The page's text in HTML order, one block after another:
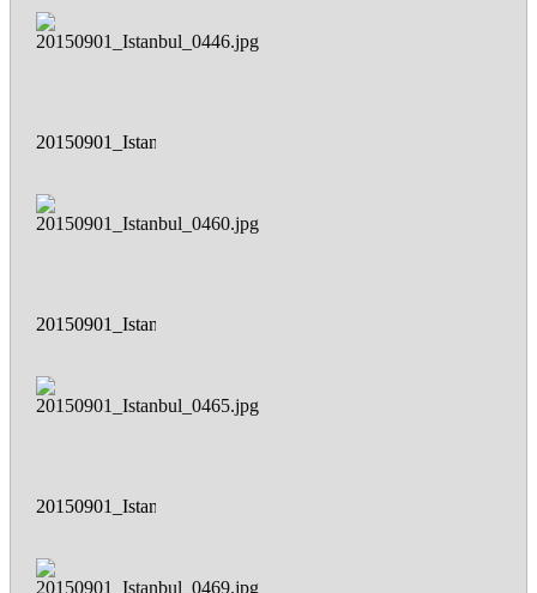
20150901_Istanbul_0446.jpg
20150901_Istanbul_0460.jpg
20150901_Istanbul_0465.jpg